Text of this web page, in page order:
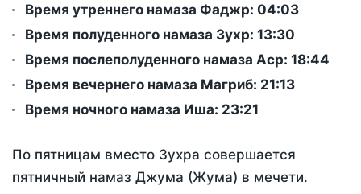
Время утреннего намаза Фаджр: 04:03
Время полуденного намаза Зухр: 13:30
Время послеполуденного намаза Аср: 18:44
Время вечернего намаза Магриб: 21:13
Время ночного намаза Иша: 23:21
По пятницам вместо Зухра совершается
пятничный намаз Джума (Жума) в мечети.